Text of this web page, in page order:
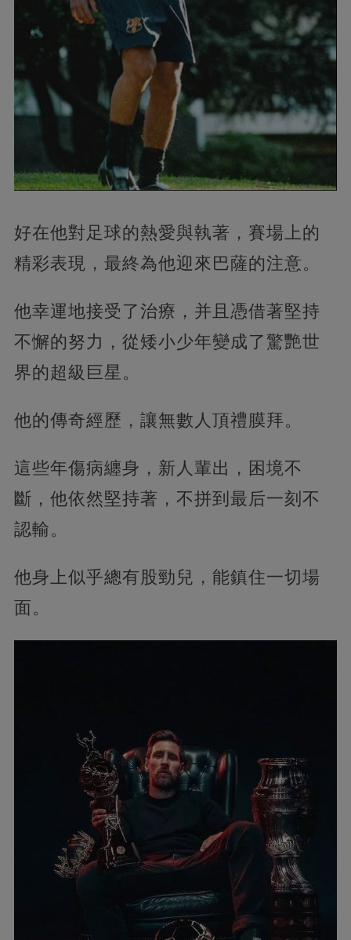
好在他對足球的熱愛與執著，賽場上的
精彩表現，最終為他迎來巴薩的注意。
他幸運地接受了治療，并且憑借著堅持
不懈的努力，從矮小少年變成了驚艷世
界的超級巨星。
他的傳奇經歷，讓無數人頂禮膜拜。
這些年傷病纏身，新人輩出，困境不
斷，他依然堅持著，不拼到最后一刻不
認輸。
他身上似乎總有股勁兒，能鎮住一切場
面。